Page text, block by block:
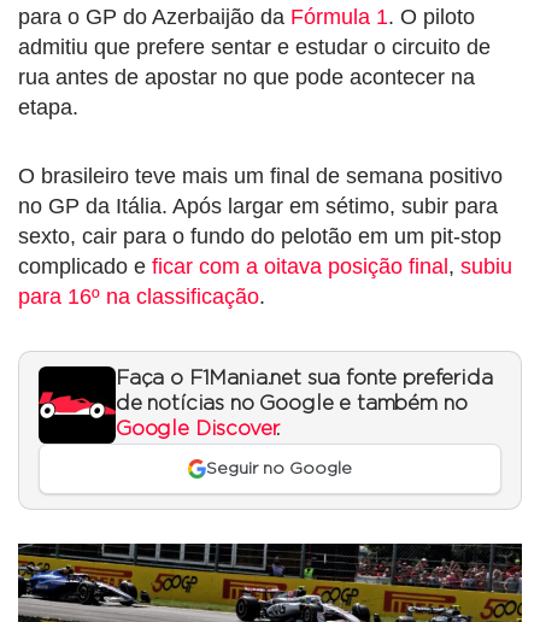
para o GP do Azerbaijão da Fórmula 1. O piloto
admitiu que prefere sentar e estudar o circuito de
rua antes de apostar no que pode acontecer na
etapa.
O brasileiro teve mais um final de semana positivo
no GP da Itália. Após largar em sétimo, subir para
sexto, cair para o fundo do pelotão em um pit-stop
complicado e ficar com a oitava posição final, subiu
para 16º na classificação.
Faça o F1Mania.net sua fonte preferida
de notícias no Google e também no
Google Discover.
Seguir no Google